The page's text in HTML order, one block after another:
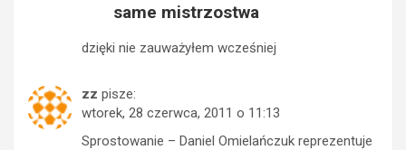
same mistrzostwa
dzięki nie zauważyłem wcześniej
zz pisze:
wtorek, 28 czerwca, 2011 o 11:13
Sprostowanie – Daniel Omielańczuk reprezentuje